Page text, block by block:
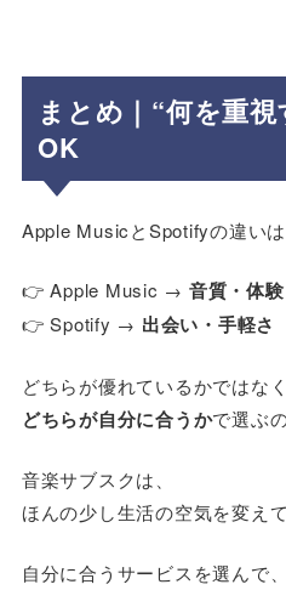
まとめ｜“何を重
OK
Apple MusicとSpotifyの違いは
👉 Apple Music → 音質・体験
👉 Spotify → 出会い・手軽さ
どちらが優れているかではなく
どちらが自分に合うかで選ぶ
音楽サブスクは、
ほんの少し生活の空気を変え
自分に合うサービスを選んで、